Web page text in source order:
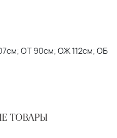
ОТ 90см; ОЖ 112см; ОБ
ТОВАРЫ